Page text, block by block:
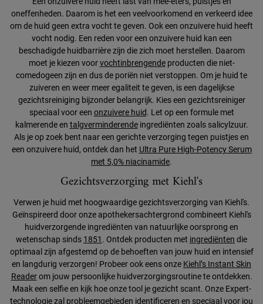
oneffenheden. Daarom is het een veelvoorkomend en verkeerd idee
om de huid geen extra vocht te geven. Ook een onzuivere huid heeft
vocht nodig. Een reden voor een onzuivere huid kan een
beschadigde huidbarrière zijn die zich moet herstellen. Daarom
moet je kiezen voorvochtinbrengendeproducten die niet-
comedogeen zijn en dus de poriën niet verstoppen. Om je huid te
zuiveren en weer meer egaliteit te geven, is een dagelijkse
gezichtsreiniging bijzonder belangrijk. Kies een gezichtsreiniger
speciaal voor een onzuivere huid. Let op een formule met
kalmerende en talgverminderendeingrediënten zoals salicylzuur.
Als je op zoek bent naar een gerichte verzorging tegen puistjes en
een onzuivere huid, ontdek dan het Ultra Pure High-Potency Serum
met 5,0% niacinamide.
Gezichtsverzorging met Kiehl's
Verwen je huid met hoogwaardige gezichtsverzorging van Kiehl's.
Geïnspireerd door onze apothekersachtergrond combineert Kiehl's
huidverzorgende ingrediënten van natuurlijke oorsprong en
wetenschap sinds 1851 . Ontdek producten met ingrediënten die
optimaal zijn afgestemd op de behoeften van jouw huid en intensief
en langdurig verzorgen! Probeer ook eens onze Kiehl’s Instant Skin
Readerom jouw persoonlijke huidverzorgingsroutine te ontdekken.
Maak een selfie en kijk hoe onze tool je gezicht scant. Onze Expert-
technologie zal probleemgebieden identificeren en speciaal voor jou